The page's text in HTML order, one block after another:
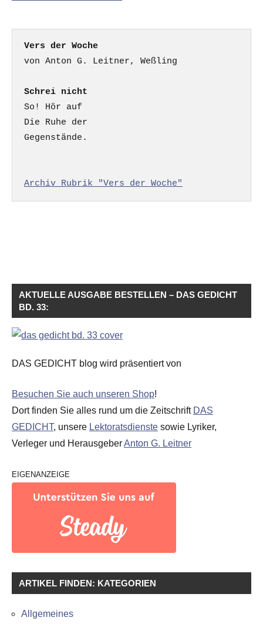
Vers der Woche
Schrei nicht
So! Hör auf
Die Ruhe der
Gegenstände.
Archiv Rubrik "Vers der Woche"
AKTUELLE AUSGABE BESTELLEN – DAS GEDICHT
BD. 33:
DAS GEDICHT blog wird präsentiert von
Besuchen Sie auch unseren Shop!
Dort finden Sie alles rund um die Zeitschrift DAS
GEDICHT, unsere Lektoratsdienste sowie Lyriker,
Verleger und HerausgeberAnton G. Leitner
EIGENANZEIGE
ARTIKEL FINDEN: KATEGORIEN
Allgemeines